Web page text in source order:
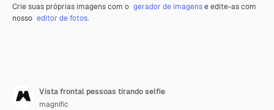
Crie suas próprias imagens com o gerador de imagense edite-as com
nosso editor de fotos.
Vista frontal pessoas tirando selfie
magnific